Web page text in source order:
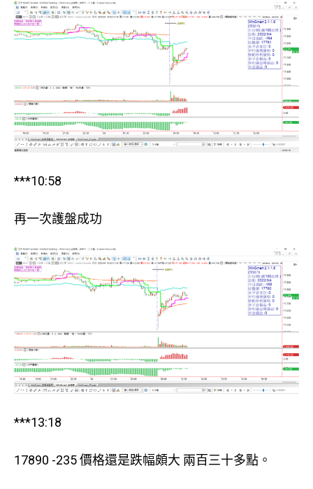
***10:58
再一次護盤成功
***13:18
17890 -235 價格還是跌幅頗大 兩百三十多點。